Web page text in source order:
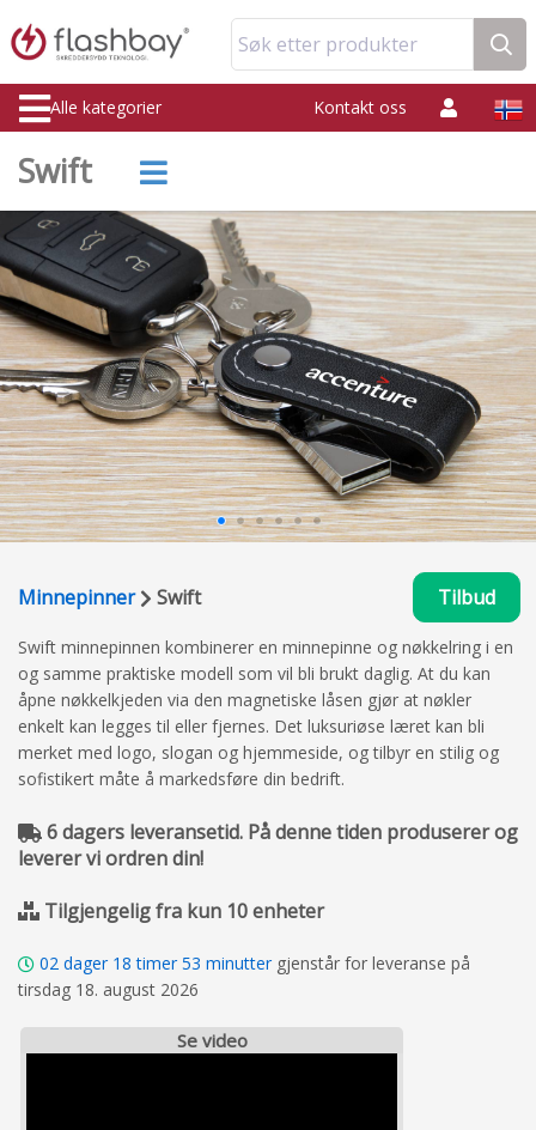
Søk etter produkter
Alle kategorier Kontakt oss
Swift
Minnepinner Swift Tilbud
Swift minnepinnen kombinerer en minnepinne og nøkkelring i en
og samme praktiske modell som vil bli brukt daglig. At du kan
åpne nøkkelkjeden via den magnetiske låsen gjør at nøkler
enkelt kan legges til eller fjernes. Det luksuriøse læret kan bli
merket med logo, slogan og hjemmeside, og tilbyr en stilig og
sofistikert måte å markedsføre din bedrift.
6 dagers leveransetid. På denne tiden produserer og
leverer vi ordren din!
Tilgjengelig fra kun 10 enheter
02 dager 18 timer 53 minutter gjenstår for leveranse på
tirsdag 18. august 2026
Se video